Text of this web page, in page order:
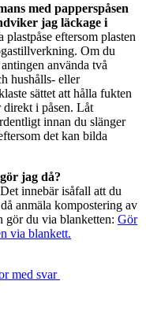
med papperspåsen
jag läckage i
eftersom plasten
Om du
använda två
hushålls- eller
sättet att hålla fukten
direkt i påsen. Låt
innan du slänger
det kan bilda
jag då?
innebär isåfall att du
anmäla kompostering av
du via blanketten: Gör
via blankett.
med svar